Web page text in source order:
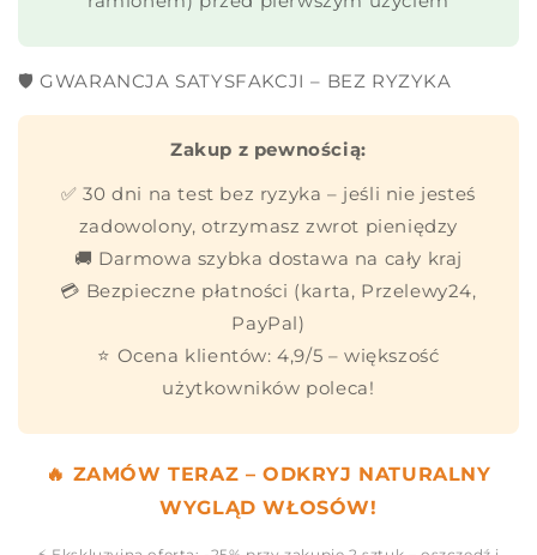
🛡️ GWARANCJA SATYSFAKCJI – BEZ RYZYKA
Zakup z pewnością:
✅ 30 dni na test bez ryzyka – jeśli nie jesteś
zadowolony, otrzymasz zwrot pieniędzy
🚚 Darmowa szybka dostawa na cały kraj
💳 Bezpieczne płatności (karta, Przelewy24,
PayPal)
⭐ Ocena klientów: 4,9/5 – większość
użytkowników poleca!
🔥 ZAMÓW TERAZ – ODKRYJ NATURALNY
WYGLĄD WŁOSÓW!